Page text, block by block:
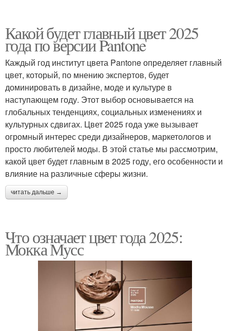
Какой будет главный цвет 2025
года по версии Pantone
Каждый год институт цвета Pantone определяет главный
цвет, который, по мнению экспертов, будет
доминировать в дизайне, моде и культуре в
наступающем году. Этот выбор основывается на
глобальных тенденциях, социальных изменениях и
культурных сдвигах. Цвет 2025 года уже вызывает
огромный интерес среди дизайнеров, маркетологов и
просто любителей моды. В этой статье мы рассмотрим,
какой цвет будет главным в 2025 году, его особенности и
влияние на различные сферы жизни.
читать дальше →
Что означает цвет года 2025:
Мокка Мусс